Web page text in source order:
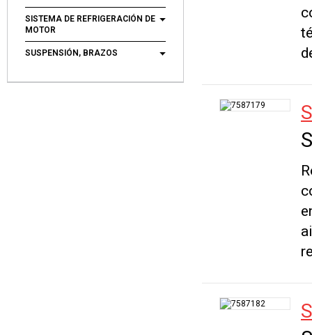
SISTEMA DE REFRIGERACIÓN DE
MOTOR
SUSPENSIÓN, BRAZOS